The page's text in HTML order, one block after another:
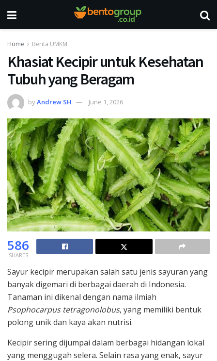
Home Berita UMKM
Khasiat Kecipir untuk Kesehatan
Tubuh yang Beragam
byAndrew SH June 1, 2026
586
SHARES
Sayur kecipir merupakan salah satu jenis sayuran yang
banyak digemari di berbagai daerah di Indonesia.
Tanaman ini dikenal dengan nama ilmiah
Psophocarpus tetragonolobus, yang memiliki bentuk
polong unik dan kaya akan nutrisi.
Kecipir sering dijumpai dalam berbagai hidangan lokal
yang menggugah selera. Selain rasa yang enak, sayur